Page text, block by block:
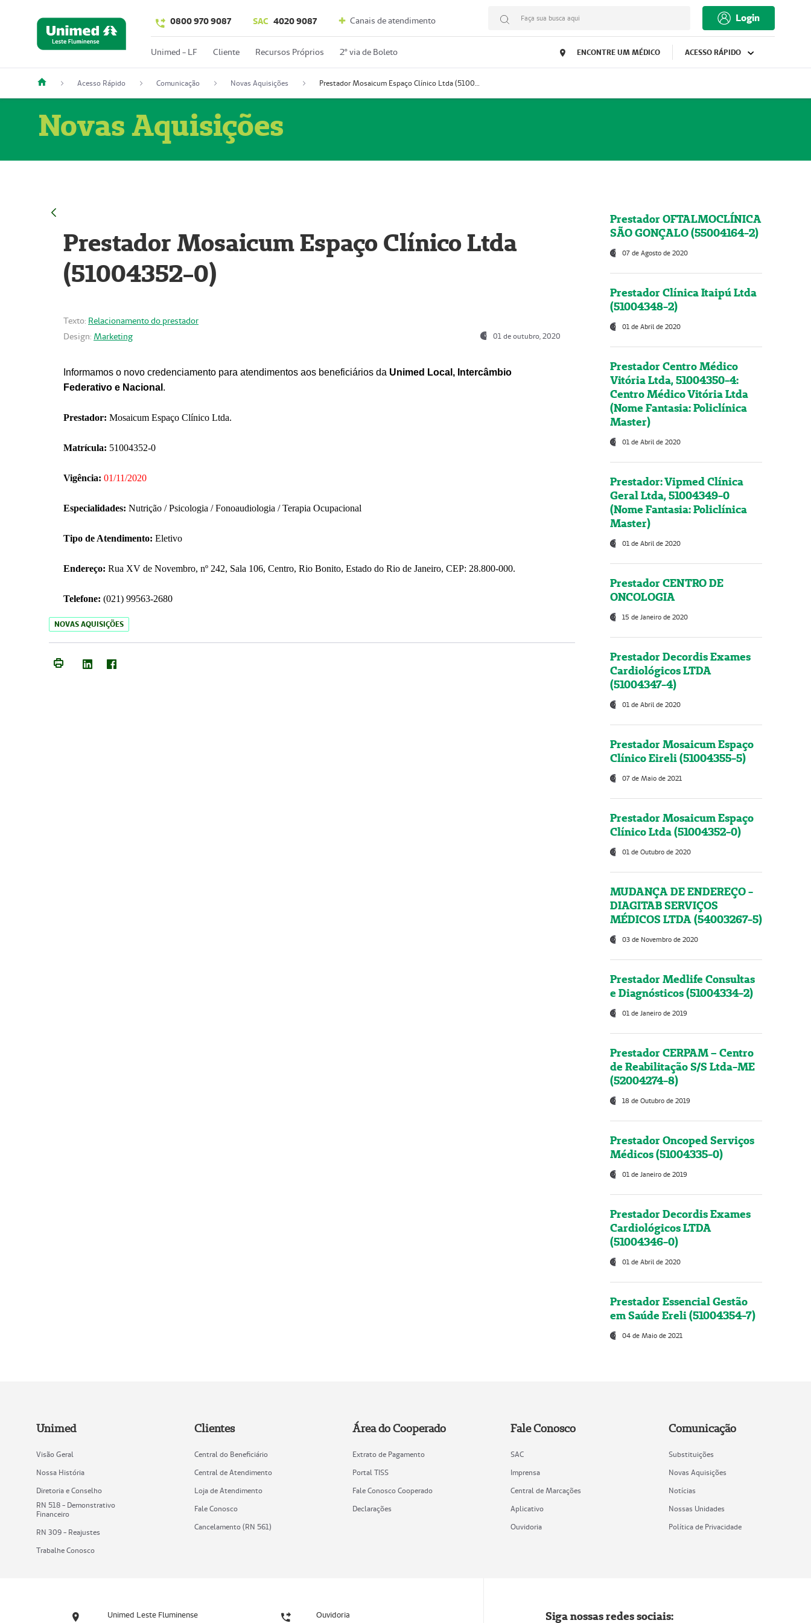
0800 970 9087 SAC 4020 9087 Canais de atendimento Faça sua busca aqui Login
Unimed - LF Cliente Recursos Próprios 2º via de Boleto ENCONTRE UM MÉDICO ACESSO RÁPIDO
Acesso Rápido Comunicação Novas Aquisições Prestador Mosaicum Espaço Clínico Ltda (51004352-0)
Novas Aquisições
Prestador Mosaicum Espaço Clínico Ltda
(51004352-0)
Texto: Relacionamento do prestador
Design: Marketing 01 de outubro, 2020
Informamos o novo credenciamento para atendimentos aos beneficiários da Unimed Local, Intercâmbio
Federativo e Nacional .
Prestador: Mosaicum Espaço Clínico Ltda.
Matrícula: 51004352-0
Vigência: 01/11/2020
Especialidades: Nutrição / Psicologia / Fonoaudiologia / Terapia Ocupacional
Tipo de Atendimento: Eletivo
Endereço: Rua XV de Novembro, nº 242, Sala 106, Centro, Rio Bonito, Estado do Rio de Janeiro, CEP: 28.800-000.
Telefone: (021) 99563-2680
NOVAS AQUISIÇÕES
Prestador OFTALMOCLÍNICA
SÃO GONÇALO (55004164-2)
07 de Agosto de 2020
Prestador Clínica Itaipú Ltda
(51004348-2)
01 de Abril de 2020
Prestador Centro Médico
Vitória Ltda, 51004350-4:
Centro Médico Vitória Ltda
(Nome Fantasia: Policlínica
Master)
01 de Abril de 2020
Prestador: Vipmed Clínica
Geral Ltda, 51004349-0
(Nome Fantasia: Policlínica
Master)
01 de Abril de 2020
Prestador CENTRO DE
ONCOLOGIA
15 de Janeiro de 2020
Prestador Decordis Exames
Cardiológicos LTDA
(51004347-4)
01 de Abril de 2020
Prestador Mosaicum Espaço
Clínico Eireli (51004355-5)
07 de Maio de 2021
Prestador Mosaicum Espaço
Clínico Ltda (51004352-0)
01 de Outubro de 2020
MUDANÇA DE ENDEREÇO -
DIAGITAB SERVIÇOS
MÉDICOS LTDA (54003267-5)
03 de Novembro de 2020
Prestador Medlife Consultas
e Diagnósticos (51004334-2)
01 de Janeiro de 2019
Prestador CERPAM – Centro
de Reabilitação S/S Ltda-ME
(52004274-8)
18 de Outubro de 2019
Prestador Oncoped Serviços
Médicos (51004335-0)
01 de Janeiro de 2019
Prestador Decordis Exames
Cardiológicos LTDA
(51004346-0)
01 de Abril de 2020
Prestador Essencial Gestão
em Saúde Ereli (51004354-7)
04 de Maio de 2021
Unimed
Visão Geral
Nossa História
Diretoria e Conselho
RN 518 - Demonstrativo
Financeiro
RN 309 - Reajustes
Trabalhe Conosco
Clientes
Central do Beneficiário
Central de Atendimento
Loja de Atendimento
Fale Conosco
Cancelamento (RN 561)
Área do Cooperado
Extrato de Pagamento
Portal TISS
Fale Conosco Cooperado
Declarações
Fale Conosco
SAC
Imprensa
Central de Marcações
Aplicativo
Ouvidoria
Comunicação
Substituições
Novas Aquisições
Notícias
Nossas Unidades
Política de Privacidade
Unimed Leste Fluminense Ouvidoria Siga nossas redes sociais: